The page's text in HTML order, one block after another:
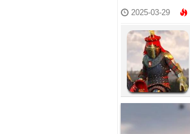
2025-03-29